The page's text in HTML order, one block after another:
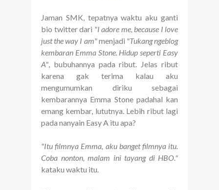
Jaman SMK, tepatnya waktu aku ganti
bio twitter dari "I adore me, because I love
just the way I am"menjadi "Tukang ngeblog
kembaran Emma Stone. Hidup seperti Easy
A", bubuhannya pada ribut. Jelas ribut
karena gak terima kalau aku
mengumumkan diriku sebagai
kembarannya Emma Stone padahal kan
emang kembar, lututnya. Lebih ribut lagi
pada nanyain Easy A itu apa?
"Itu filmnya Emma, aku banget filmnya itu.
Coba nonton, malam ini tayang di HBO."
kataku waktu itu.